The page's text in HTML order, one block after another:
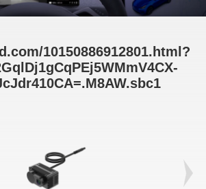
10150886912801.html?